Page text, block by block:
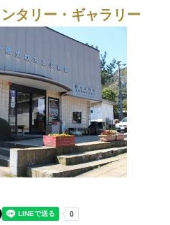
タリー・ギャラリー